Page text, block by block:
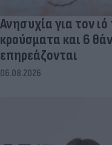
Ανησυχία για τον
κρούσματα και 6
επηρεάζονται
06.08.2026